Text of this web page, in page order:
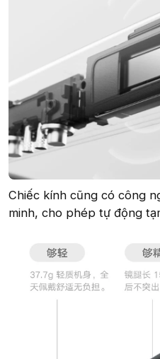
Chiếc kính cũng có công
minh, cho phép tự động